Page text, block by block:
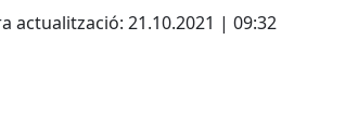
actualització: 21.10.2021 | 09:32